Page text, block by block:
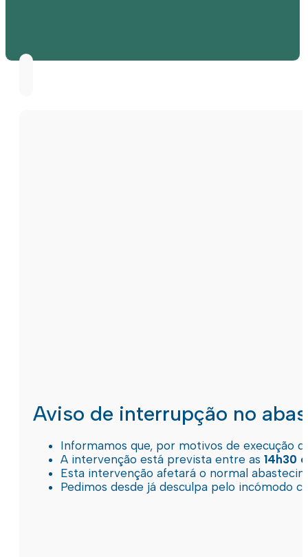
Aviso de interrupção no
Informamos que, por motivos de execução
A intervenção está prevista entre as 14h30
Esta intervenção afetará o normal
Pedimos desde já desculpa pelo incómodo